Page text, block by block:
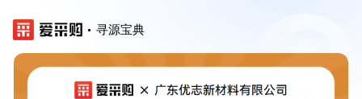
寻源宝典